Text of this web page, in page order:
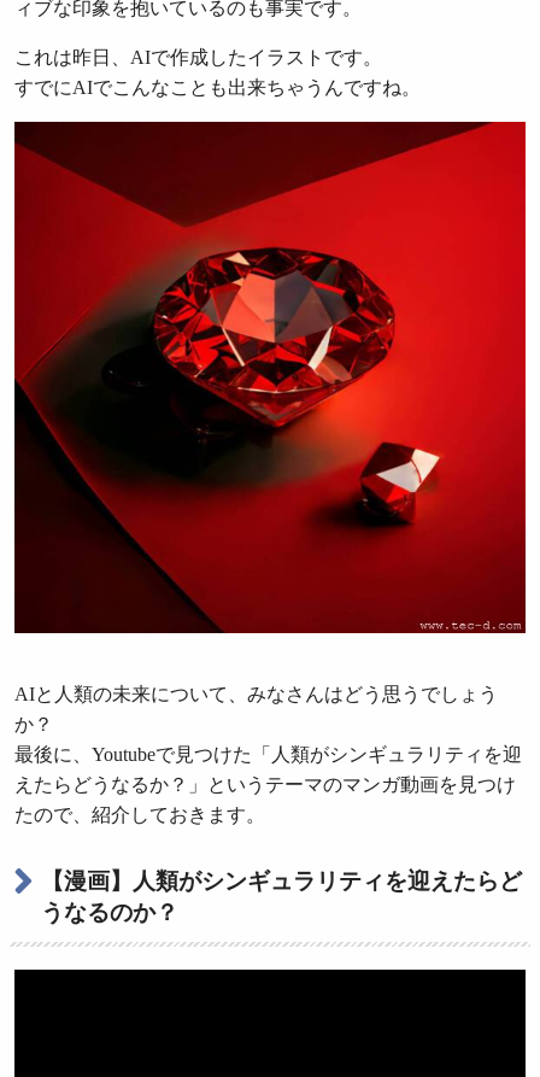
ィブな印象を抱いているのも事実です。
これは昨日、AIで作成したイラストです。
すでにAIでこんなことも出来ちゃうんですね。
AIと人類の未来について、みなさんはどう思うでしょう
か？
最後に、Youtubeで見つけた「人類がシンギュラリティを迎
えたらどうなるか？」というテーマのマンガ動画を見つけ
たので、紹介しておきます。
【漫画】人類がシンギュラリティを迎えたらど
うなるのか？